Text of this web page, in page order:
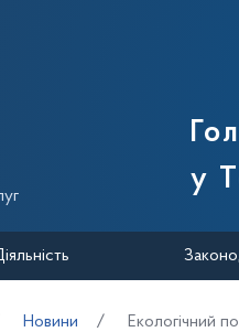
Державної
у
Новини Екологічний